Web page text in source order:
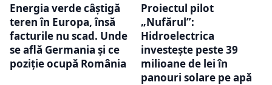
Energia verde câștigă
teren în Europa, însă
facturile nu scad. Unde
se află Germania și ce
poziție ocupă România
Proiectul pilot
„Nufărul”:
Hidroelectrica
investește peste 39
milioane de lei în
panouri solare pe apă